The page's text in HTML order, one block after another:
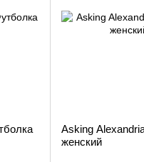
Asking
женский